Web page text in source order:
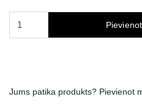
Hydrates
Jums patika produkts? Pievienot